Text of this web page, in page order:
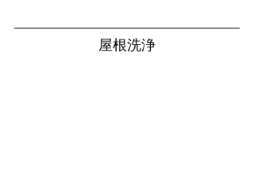
屋根洗浄